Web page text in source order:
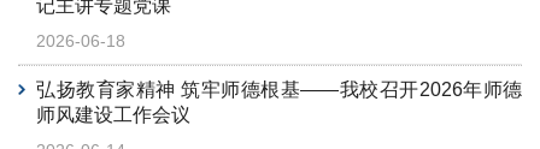
记主讲专题党课
2026-06-18
弘扬教育家精神 筑牢师德根基——我校召开2026年师德
师风建设工作会议